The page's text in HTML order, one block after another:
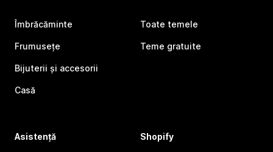
Îmbrăcăminte
Frumusețe
Bijuterii și accesorii
Casă
Toate temele
Teme gratuite
Asistență Shopify